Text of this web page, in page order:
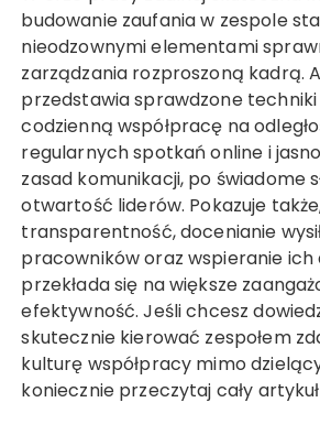
budowanie zaufania w zespole
nieodzownymi elementami
zarządzania rozproszoną kadrą.
przedstawia sprawdzone techniki
codzienną współpracę na
regularnych spotkań online i
zasad komunikacji, po świadome
otwartość liderów. Pokazuje
transparentność, docenianie
pracowników oraz wspieranie ich
przekłada się na większe
efektywność. Jeśli chcesz
skutecznie kierować zespołem
kulturę współpracy mimo
koniecznie przeczytaj cały